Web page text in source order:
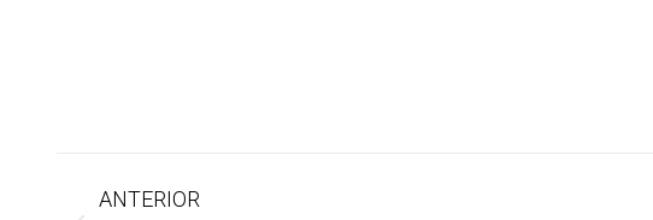
Navegação
ANTERIOR